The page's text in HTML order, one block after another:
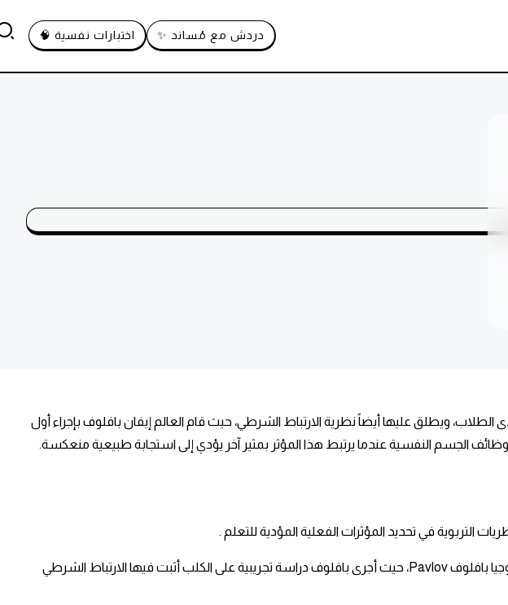
دردش مع مُساند ✨ اختبارات نفسية 🧠
ويطلق عليها أيضاً نظرية الارتباط الشرطي، حيث قام العالم إيفان بافلوف بإجراء أول
وظائف الجسم النفسية عندما يرتبط هذا المؤثر بمثير آخر يؤدي إلى استجابة طبيعية منعكسة.
التربوية في تحديد المؤثرات الفعلية المؤدية للتعلم .
والجدير بالذكر أن أشهر تلك النظريات هي نظرية بافلوف في علم النفس التربوي التي قام بإجرائها عالم الفسيولوجيا بافلوف Pavlov، حيث أجرى بافلوف دراسة تجريبية على الكلب أثبت فيها الارتباط الشرطي